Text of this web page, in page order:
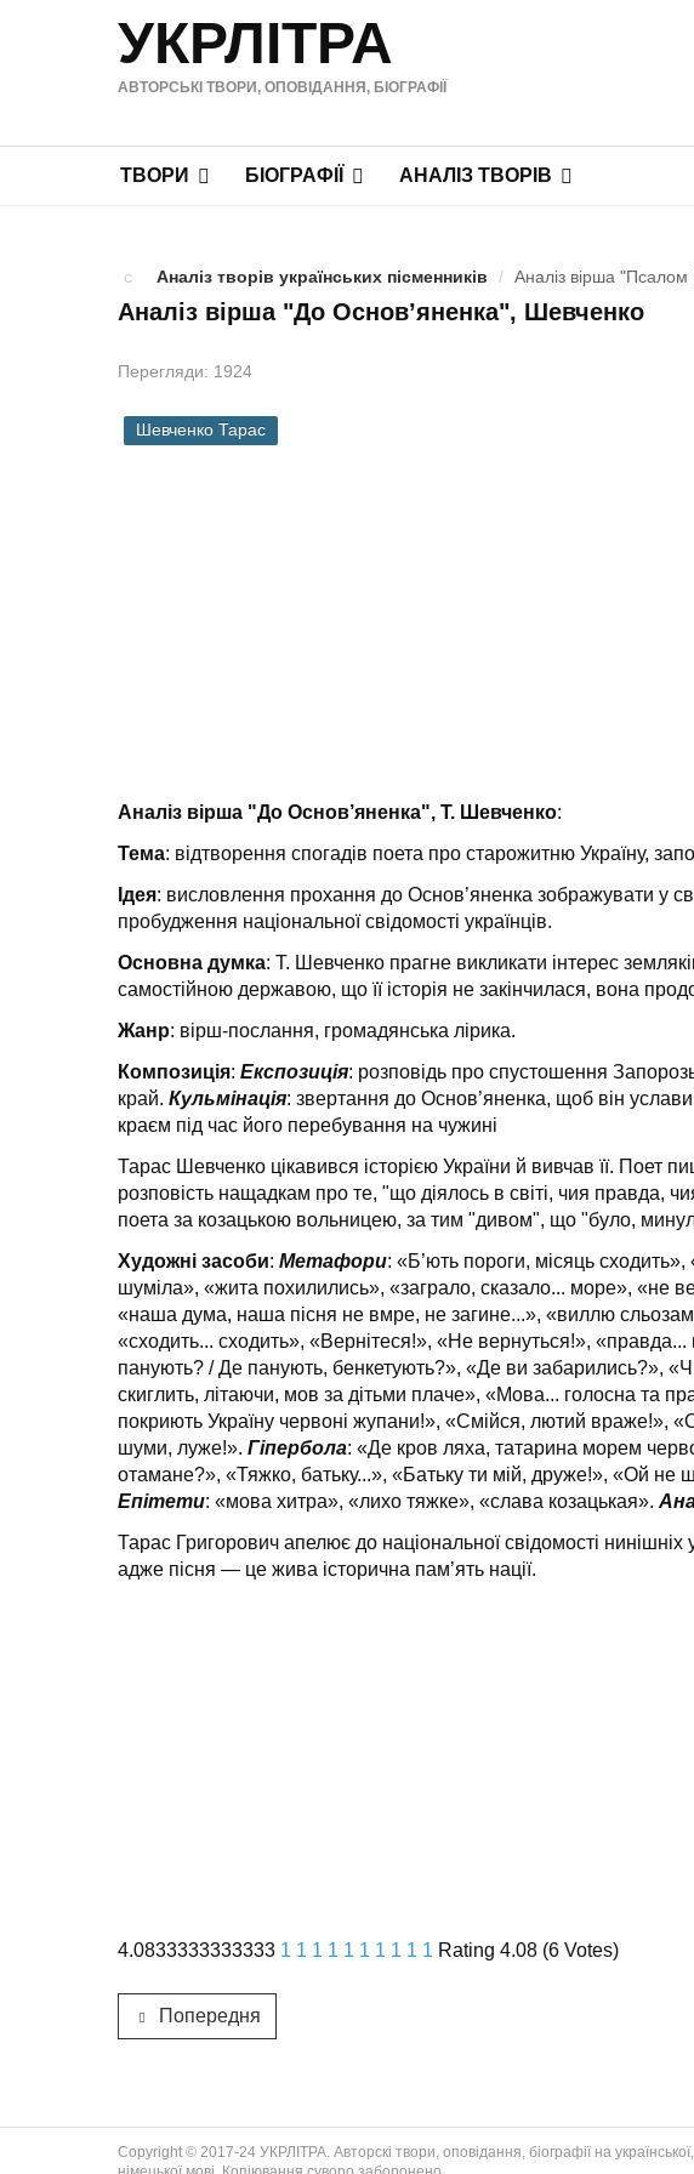
УКРЛІТРА
АВТОРСЬКІ ТВОРИ, ОПОВІДАННЯ, БІОГРАФІЇ
ТВОРИ БІОГРАФІЇ АНАЛІЗ ТВОРІВ
Аналіз творів українських пісменників / Аналіз вірша
Аналіз вірша "До Основ’яненка", Шевченко
Перегляди: 1924
Шевченко Тарас
Аналіз вірша "До Основ’яненка", Т. Шевченко:
Тема: відтворення спогадів поета про старожитню Україну,
Ідея: висловлення прохання до Основ’яненка зображувати у
пробудження національної свідомості українців.
Основна думка: Т. Шевченко прагне викликати інтерес
самостійною державою, що її історія не закінчилася, вона
Жанр: вірш-послання, громадянська лірика.
Композиція: Експозиція: розповідь про спустошення
край. Кульмінація: звертання до Основ’яненка, щоб він
краєм під час його пе­ребування на чужині
Тарас Шевченко цікавився історією України й вивчав її.
розповість нащадкам про те, "що діялось в світі, чия правда,
поета за козацькою вольницею, за тим "дивом", що "було,
Художні засоби: Метафори: «Б’ють пороги, місяць
шуміла», «жита похилились», «заграло, сказало... море», «не
«наша дума, наша пісня не вмре, не загине...», «виллю
«сходить... сходить», «Вернітеся!», «Не вернуться!», «правда...
панують? / Де панують, бенкетують?», «Де ви забарились?»,
скиглить, літаючи, мов за дітьми плаче», «Мова... голосна та
покри­ють Україну червоні жупани!», «Смійся, лютий враже!»,
шуми, луже!». Гіпербола: «Де кров ляха, татарина морем
отамане?», «Тяжко, батьку...», «Батьку ти мій, друже!», «Ой не
Епітети: «мова хитра», «лихо тяжке», «слава козацькая».
Тарас Григорович апелює до національної свідомості
адже пісня — це жива історична пам’ять нації.
4.0833333333333 1 1 1 1 1 1 1 1 1 1 Rating 4.08 (6 Votes)
Попередня
Copyright © 2017-24 УКРЛІТРА. Авторскі твори, оповідання, біографії на української,